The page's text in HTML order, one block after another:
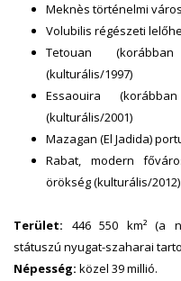
Meknès történelmi
Volubilis régészeti
Tetouan
(kulturális/1997)
Essaouira
(kulturális/2001)
Mazagan (El Jadida)
Rabat, modern
örökség (kulturális/2012)
Terület: 446 550 km² (a
státuszú nyugat-szaharai
Népesség: közel 39 millió.